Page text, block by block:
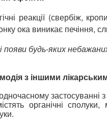
реакції (свербіж,
ока виникає печіння,
появи будь-яких
з іншими
застосуванні
органічні